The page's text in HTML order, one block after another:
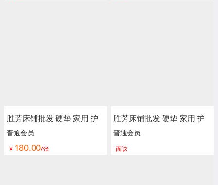
胜芳床铺批发 硬垫 家用 护
脊 独立 床垫 床褥子 弹簧垫
软垫 单人床垫 双人垫 学生
普通会员
¥ 180.00/张
胜芳床铺批发 硬垫 家用 护
脊 独立 床垫 床褥子 弹簧垫
软垫 单人床垫 双人垫 学生
普通会员
面议